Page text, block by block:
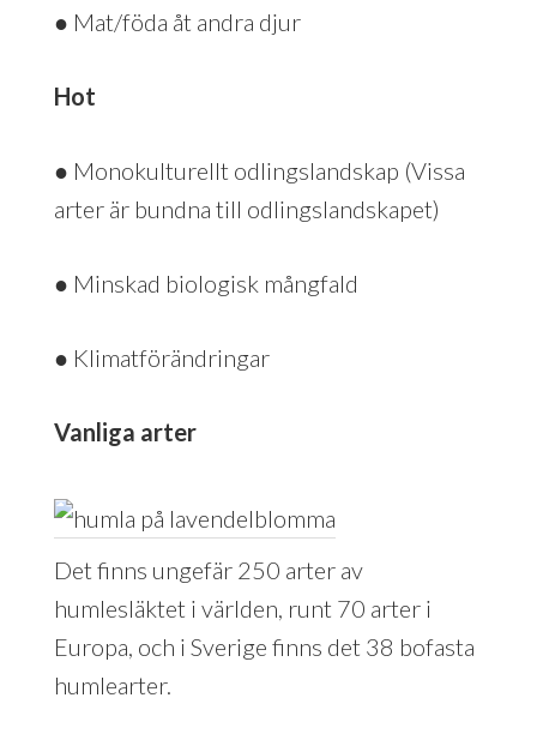
● Mat/föda åt andra djur
Hot
● Monokulturellt odlingslandskap (Vissa
arter är bundna till odlingslandskapet)
● Minskad biologisk mångfald
● Klimatförändringar
Vanliga arter
Det finns ungefär 250 arter av
humlesläktet i världen, runt 70 arter i
Europa, och i Sverige finns det 38 bofasta
humlearter.